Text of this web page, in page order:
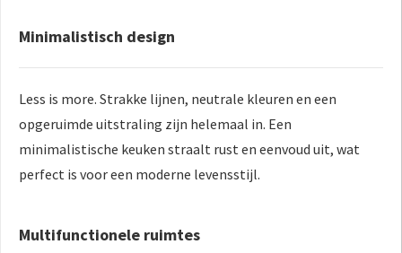
Minimalistisch design
Less is more. Strakke lijnen, neutrale kleuren en een
opgeruimde uitstraling zijn helemaal in. Een
minimalistische keuken straalt rust en eenvoud uit, wat
perfect is voor een moderne levensstijl.
Multifunctionele ruimtes